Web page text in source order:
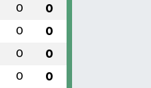
0 0
0 0
0 0
0 0